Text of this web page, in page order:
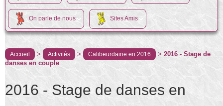
On parle de nous Sites Amis
Accueil > Activités > Calibeurdaine en 2016 > 2016 - Stage de
danses en couple
2016 - Stage de danses en